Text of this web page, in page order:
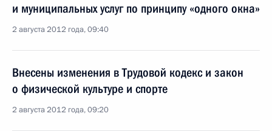
и муниципальных услуг по принципу «одного окна»
2 августа 2012 года, 09:40
Внесены изменения в Трудовой кодекс и закон
о физической культуре и спорте
2 августа 2012 года, 09:20